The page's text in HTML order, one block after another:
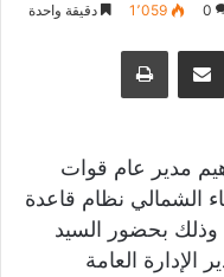
0 1٬059 دقيقة واحدة
مدير عام قوات
الشمالي نظام قاعدة
وذلك بحضور السيد
الإدارة العامة